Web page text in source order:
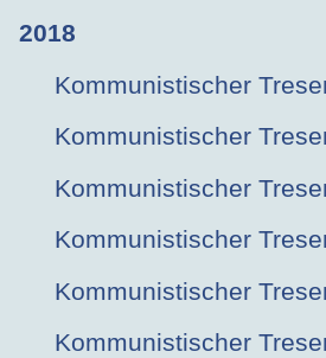
2018
Kommunistischer
Kommunistischer
Kommunistischer
Kommunistischer
Kommunistischer
Kommunistischer